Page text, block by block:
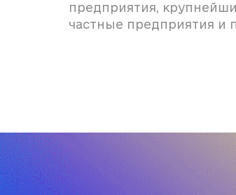
предприятия,
частные предприятия и